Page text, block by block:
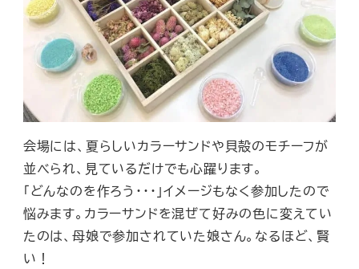
会場には、夏らしいカラーサンドや貝殻のモチーフが
並べられ、見ているだけでも心躍ります。
「どんなのを作ろう・・・」イメージもなく参加したので
悩みます。カラーサンドを混ぜて好みの色に変えてい
たのは、母娘で参加されていた娘さん。なるほど、賢
い！